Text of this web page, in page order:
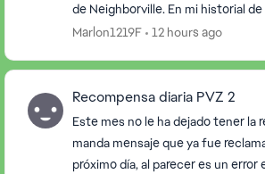
de Neighborville. En mi historial de
figura como 'Completado' bajo el
Marlon1219F 12 hours ago
Recompensa diaria PVZ 2
Este mes no le ha dejado tener la
manda mensaje que ya fue
próximo día, al parecer es un error